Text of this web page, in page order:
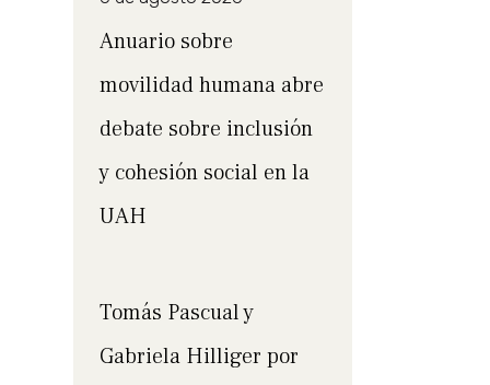
Anuario sobre
movilidad humana abre
debate sobre inclusión
y cohesión social en la
UAH
Tomás Pascual y
Gabriela Hilliger por